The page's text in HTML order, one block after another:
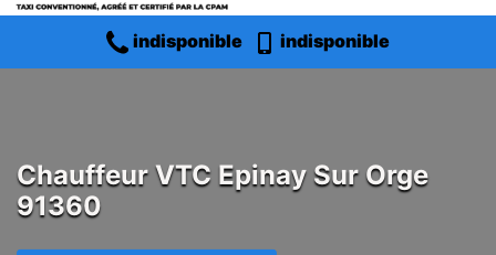
indisponible indisponible
Chauffeur VTC Epinay Sur Orge
91360